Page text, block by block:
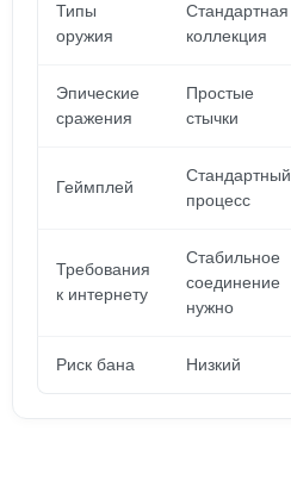
Типы
оружия
Стандартная
коллекция
Эпические
сражения
Простые
стычки
Геймплей
Стандартный
процесс
Требования
к интернету
Стабильное
соединение
нужно
Риск бана Низкий